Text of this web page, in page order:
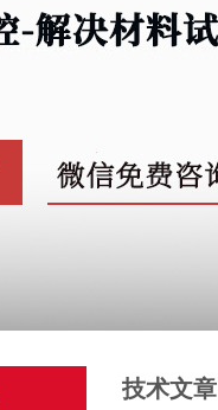
技术文章